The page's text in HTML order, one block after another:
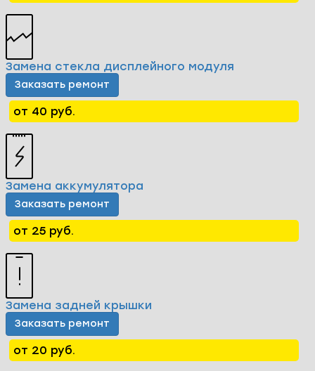
Замена стекла дисплейного модуля
Заказать ремонт
от 40 руб.
Замена аккумулятора
Заказать ремонт
от 25 руб.
Замена задней крышки
Заказать ремонт
от 20 руб.